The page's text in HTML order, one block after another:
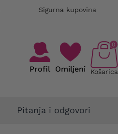
Sigurna kupovina
Profil Omiljeni Košarica
0
Pitanja i odgovori